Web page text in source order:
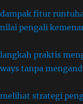
dampak fitur
nilai pengali
langkah praktis
ways tanpa
melihat strategi